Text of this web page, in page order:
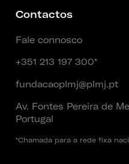
Contactos
Fale connosco
+351 213 197 300*
fundacaoplmj@plmj.pt
Av. Fontes Pereira de
Portugal
*Chamada para a rede fixa